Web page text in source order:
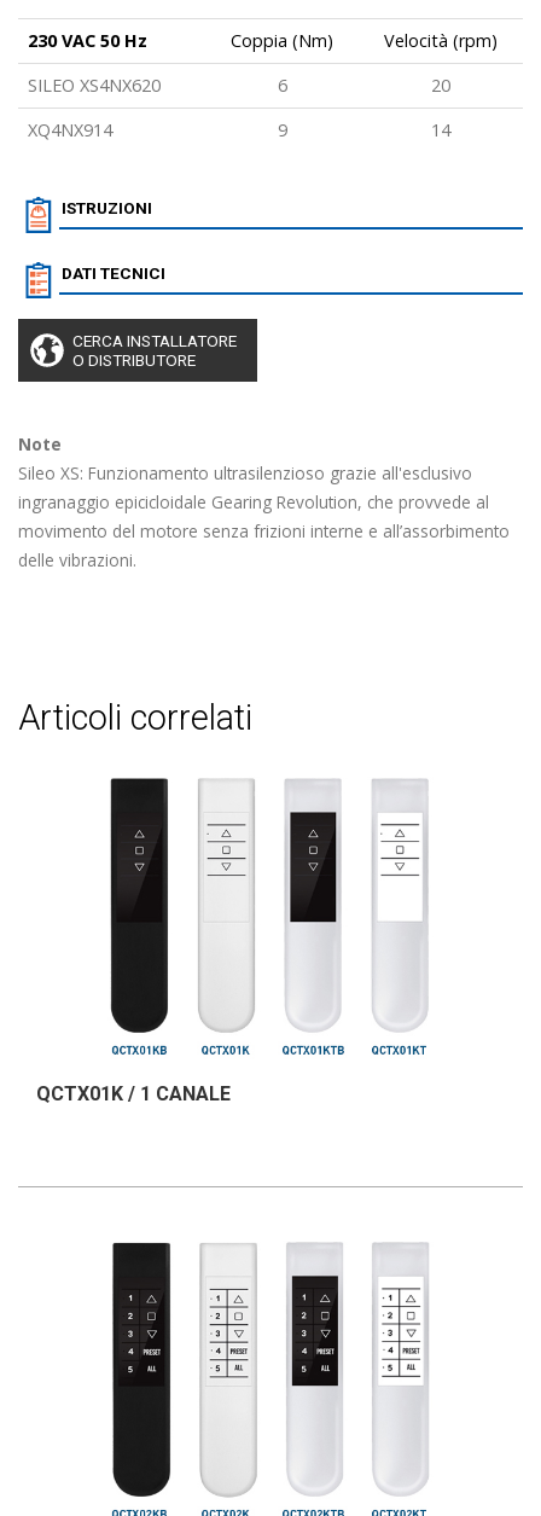
230 VAC 50 Hz Coppia (Nm)
Velocità (rpm)
SILEO XS4NX620
6
20
XQ4NX914
9 14
ISTRUZIONI
DATI TECNICI
CERCA INSTALLATORE
O DISTRIBUTORE
Note
Sileo XS: Funzionamento ultrasilenzioso grazie all'esclusivo
ingranaggio epicicloidale Gearing Revolution, che provvede al
movimento del motore senza frizioni interne e all’assorbimento
delle vibrazioni.
articoli correlati
QCTX01K / 1 CANALE